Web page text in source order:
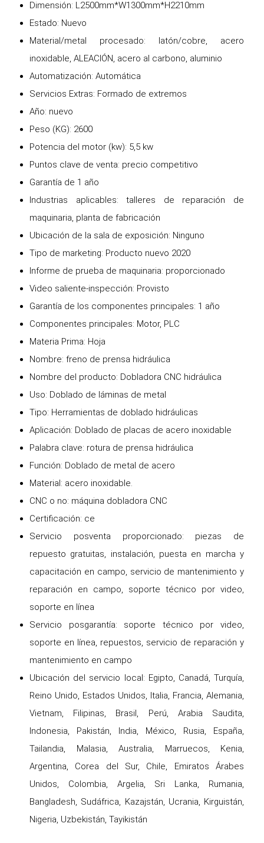
Dimensión: L2500mm*W1300mm*H2210mm
Estado: Nuevo
Material/metal procesado: latón/cobre, acero
inoxidable, ALEACIÓN, acero al carbono, aluminio
Automatización: Automática
Servicios Extras: Formado de extremos
Año: nuevo
Peso (KG): 2600
Potencia del motor (kw): 5,5 kw
Puntos clave de venta: precio competitivo
Garantía de 1 año
Industrias aplicables: talleres de reparación de
maquinaria, planta de fabricación
Ubicación de la sala de exposición: Ninguno
Tipo de marketing: Producto nuevo 2020
Informe de prueba de maquinaria: proporcionado
Video saliente-inspección: Provisto
Garantía de los componentes principales: 1 año
Componentes principales: Motor, PLC
Materia Prima: Hoja
Nombre: freno de prensa hidráulica
Nombre del producto: Dobladora CNC hidráulica
Uso: Doblado de láminas de metal
Tipo: Herramientas de doblado hidráulicas
Aplicación: Doblado de placas de acero inoxidable
Palabra clave: rotura de prensa hidráulica
Función: Doblado de metal de acero
Material: acero inoxidable.
CNC o no: máquina dobladora CNC
Certificación: ce
Servicio posventa proporcionado: piezas de
repuesto gratuitas, instalación, puesta en marcha y
capacitación en campo, servicio de mantenimiento y
reparación en campo, soporte técnico por video,
soporte en línea
Servicio posgarantía: soporte técnico por video,
soporte en línea, repuestos, servicio de reparación y
mantenimiento en campo
Ubicación del servicio local: Egipto, Canadá, Turquía,
Reino Unido, Estados Unidos, Italia, Francia, Alemania,
Vietnam, Filipinas, Brasil, Perú, Arabia Saudita,
Indonesia, Pakistán, India, México, Rusia, España,
Tailandia, Malasia, Australia, Marruecos, Kenia,
Argentina, Corea del Sur, Chile, Emiratos Árabes
Unidos, Colombia, Argelia, Sri Lanka, Rumania,
Bangladesh, Sudáfrica, Kazajstán, Ucrania, Kirguistán,
Nigeria, Uzbekistán, Tayikistán